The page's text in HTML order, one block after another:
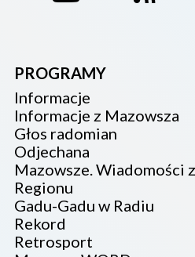
PROGRAMY
Informacje
Informacje z Mazowsza
Głos radomian
Odjechana
Mazowsze. Wiadomości z
Regionu
Gadu-Gadu w Radiu
Rekord
Retrosport